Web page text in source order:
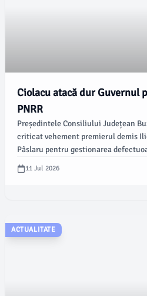
Ciolacu atacă dur
PNRR
Președintele Consiliului Județean
criticat vehement premierul demis
Pâslaru pentru gestionarea
Național de Redresare și Reziliență
Facebook, Ciolacu a avertizat că
11 Jul 2026
ACTUALITATE